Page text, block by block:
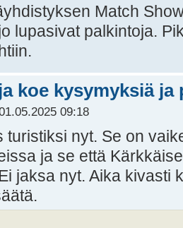
Match
lupasivat palkintoja.
koe kysymyksiä ja
09:18
turistiksi nyt. Se on
ja se että
jaksa nyt. Aika kivasti